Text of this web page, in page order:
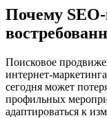
Почему
Поисковое
интернет-
сегодня может
профильных
адаптироваться к